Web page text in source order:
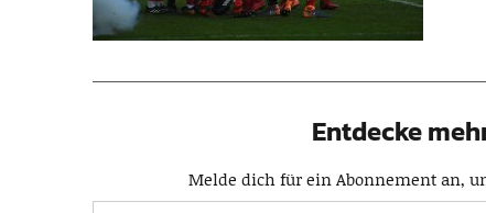
Entdecke
Melde dich für ein Abonnement an,